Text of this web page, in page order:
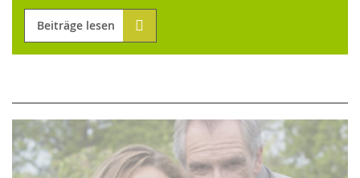
Beiträge lesen